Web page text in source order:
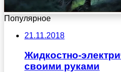
Популярное
21.11.2018
Жидкостно-
своими руками